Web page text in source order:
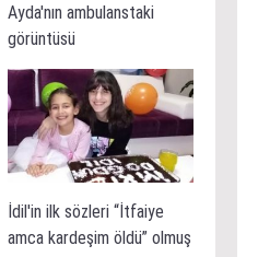
Ayda'nın ambulanstaki
görüntüsü
İdil'in ilk sözleri “İtfaiye
amca kardeşim öldü” olmuş